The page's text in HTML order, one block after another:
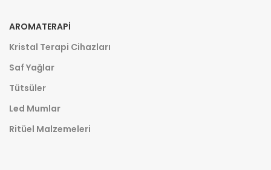
AROMATERAPI
Kristal Terapi Cihazları
Saf Yağlar
Tütsüler
Led Mumlar
Ritüel Malzemeleri